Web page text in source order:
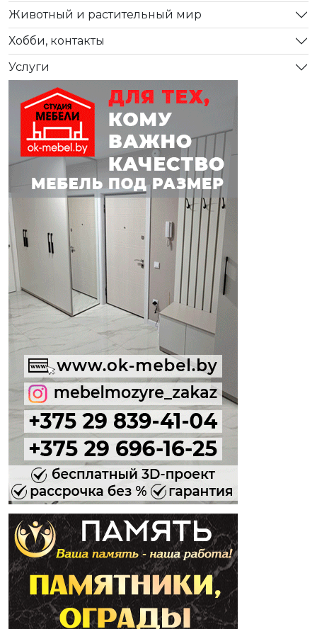
Животный и растительный мир
Хобби, контакты
Услуги